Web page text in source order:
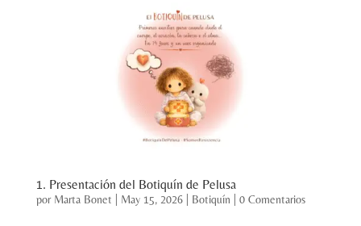
1. Presentación del Botiquín de Pelusa
por Marta Bonet May 15, 2026| Botiquín 0 Comentarios